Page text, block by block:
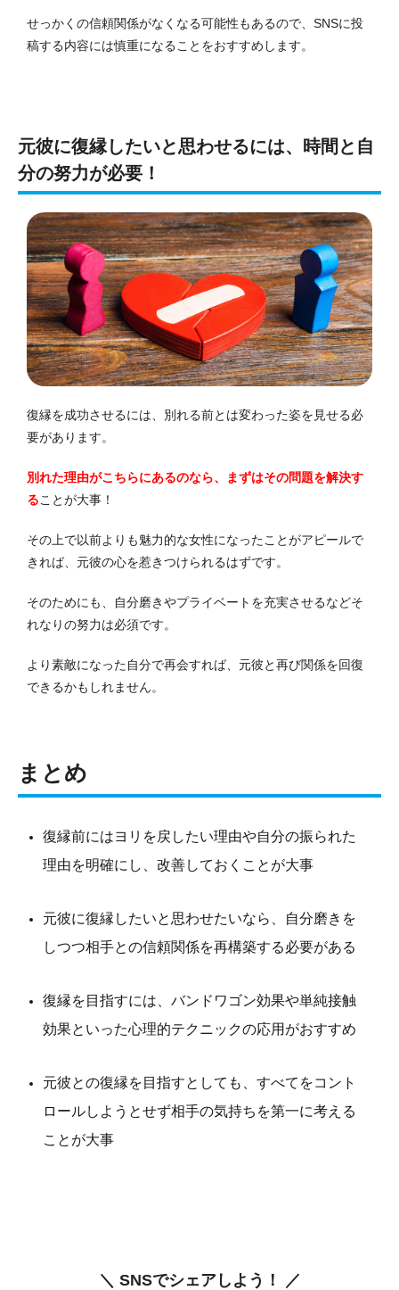
せっかくの信頼関係がなくなる可能性もあるので、SNSに投
稿する内容には慎重になることをおすすめします。
元彼に復縁したいと思わせるには、時間と自
分の努力が必要！
復縁を成功させるには、別れる前とは変わった姿を見せる必
要があります。
別れた理由がこちらにあるのなら、まずはその問題を解決す
ることが大事！
その上で以前よりも魅力的な女性になったことがアピールで
きれば、元彼の心を惹きつけられるはずです。
そのためにも、自分磨きやプライベートを充実させるなどそ
れなりの努力は必須です。
より素敵になった自分で再会すれば、元彼と再び関係を回復
できるかもしれません。
まとめ
復縁前にはヨリを戻したい理由や自分の振られた
理由を明確にし、改善しておくことが大事
元彼に復縁したいと思わせたいなら、自分磨きを
しつつ相手との信頼関係を再構築する必要がある
復縁を目指すには、バンドワゴン効果や単純接触
効果といった心理的テクニックの応用がおすすめ
元彼との復縁を目指すとしても、すべてをコント
ロールしようとせず相手の気持ちを第一に考える
ことが大事
＼ SNSでシェアしよう！ ／